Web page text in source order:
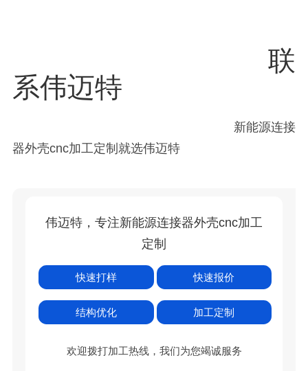
联
系伟迈特
新能源连接
器外壳cnc加工定制就选伟迈特
伟迈特，专注新能源连接器外壳cnc加工
定制
快速打样 快速报价
结构优化 加工定制
欢迎拨打加工热线，我们为您竭诚服务